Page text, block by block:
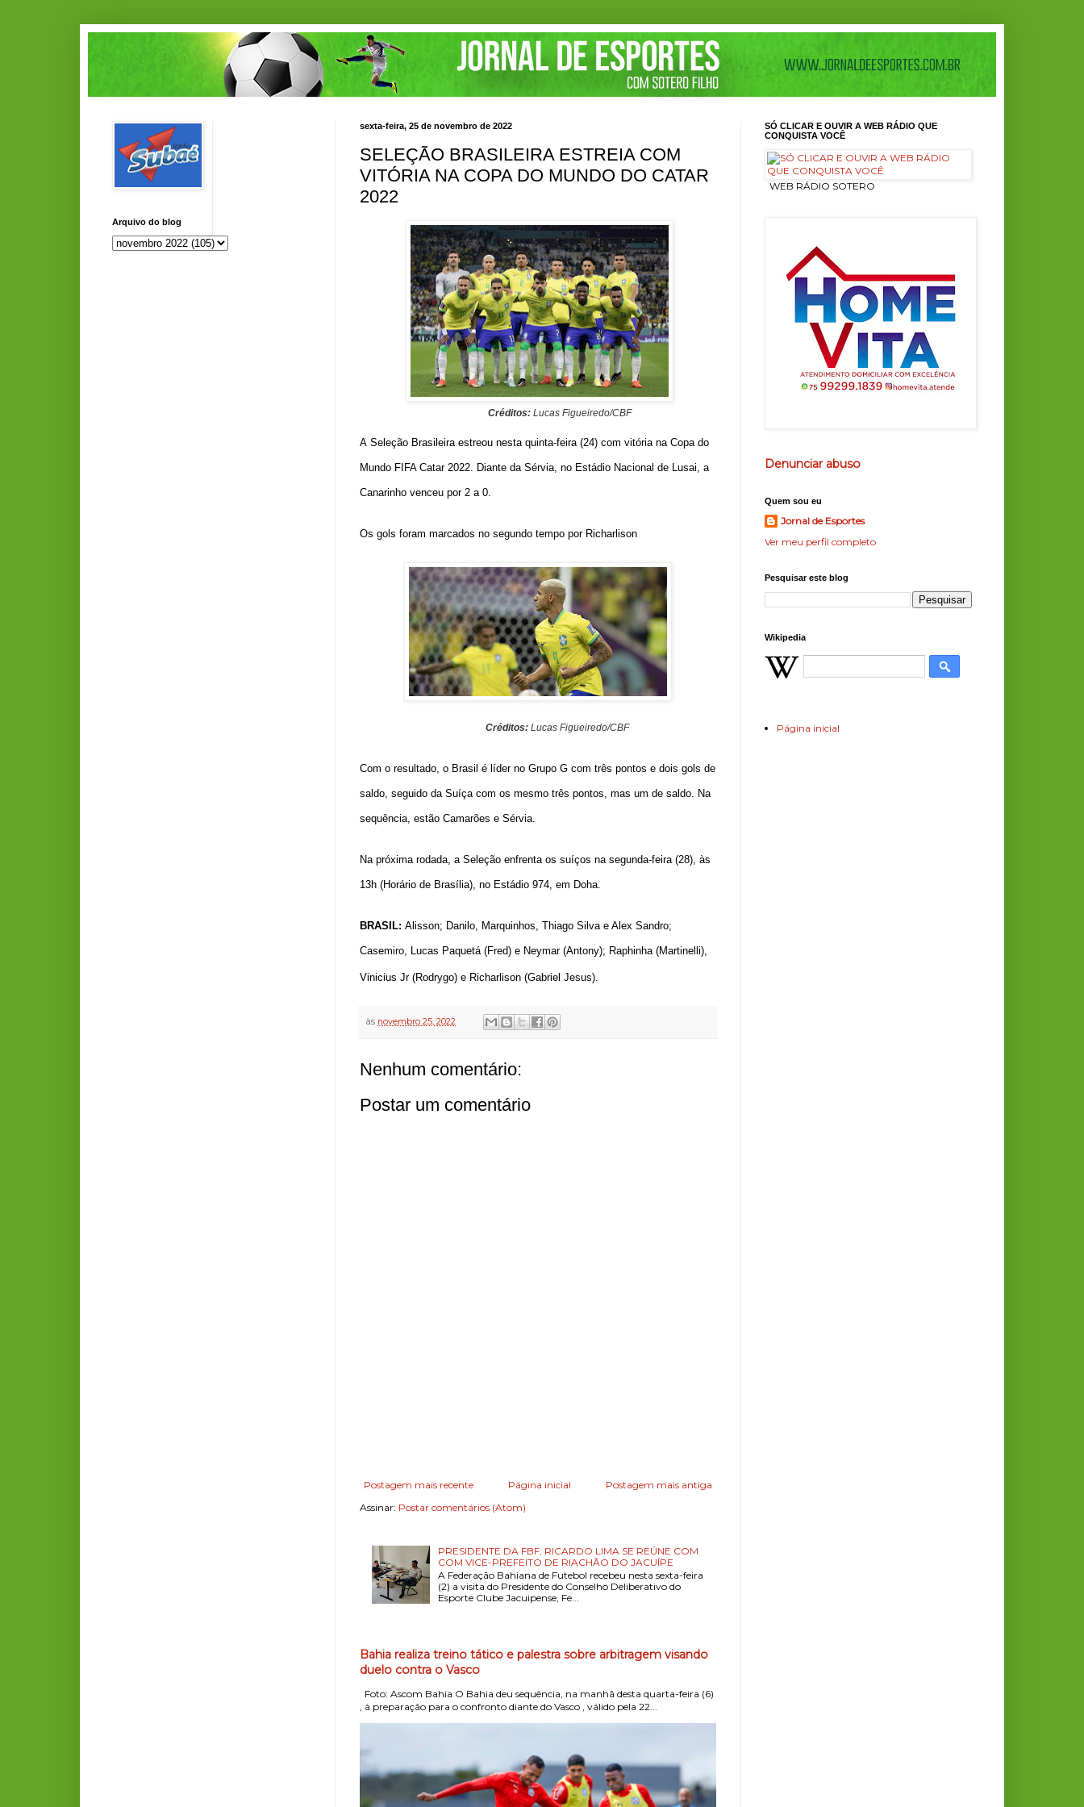
sexta-feira, 25 de novembro de 2022
SELEÇÃO BRASILEIRA ESTREIA COM
VITÓRIA NA COPA DO MUNDO DO CATAR
2022
Créditos: Lucas Figueiredo/CBF
A Seleção Brasileira estreou nesta quinta-feira (24) com vitória na Copa do
Mundo FIFA Catar 2022 . Diante da Sérvia, no Estádio Nacional de Lusai, a
Canarinho venceu por 2 a 0.
Os gols foram marcados no segundo tempo por Richarlison
Créditos: Lucas Figueiredo/CBF
Com o resultado, o Brasil é líder no Grupo G com três pontos e dois gols de
saldo, seguido da Suíça com os mesmo três pontos, mas um de saldo. Na
sequência, estão Camarões e Sérvia.
Na próxima rodada, a Seleção enfrenta os suíços na segunda-feira (28), às
13h (Horário de Brasília), no Estádio 974, em Doha.
BRASIL: Alisson; Danilo, Marquinhos, Thiago Silva e Alex Sandro;
Casemiro, Lucas Paquetá (Fred) e Neymar (Antony); Raphinha (Martinelli),
Vinicius Jr (Rodrygo) e Richarlison (Gabriel Jesus).
às novembro 25, 2022
Nenhum comentário:
Postar um comentário
Postagem mais recente Postagem mais antiga
Página inicial
Assinar: Postar comentários (Atom)
PRESIDENTE DA FBF; RICARDO LIMA SE REÚNE COM
COM VICE-PREFEITO DE RIACHÃO DO JACUÍPE
A Federação Bahiana de Futebol recebeu nesta sexta-feira
(2) a visita do Presidente do Conselho Deliberativo do
Esporte Clube Jacuipense, Fe...
Bahia realiza treino tático e palestra sobre arbitragem visando
duelo contra o Vasco
Foto: Ascom Bahia O Bahia deu sequência, na manhã desta quarta-feira (6)
, à preparação para o confronto diante do Vasco , válido pela 22...
Arquivo do blog
SÓ CLICAR E OUVIR A WEB RÁDIO QUE
CONQUISTA VOCÊ
ㅤ WEB RÁDIO SOTERO
Denunciar abuso
Quem sou eu
Jornal de Esportes
Ver meu perfil completo
Pesquisar este blog
Wikipedia
Página inicial